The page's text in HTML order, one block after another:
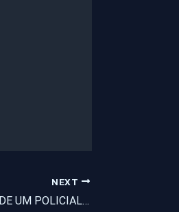
NEXT
MENINA FILHA DE UM POLICIAL DO COTAM É EXECUTADA A TIROS EM FORTALEZA.